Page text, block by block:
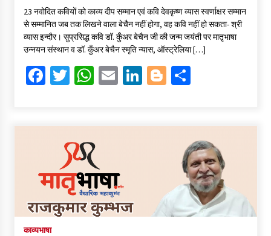
b
o
o
k
tt
er
at
sA
p
p
ai
l
ke
dI
n
gg
er
ar
e
23 नवोदित कवियों को काव्य दीप सम्मान एवं कवि देवकृष्ण व्यास स्वर्णाक्षर सम्मान
से सम्मानित जब तक लिखने वाला बेचैन नहीं होगा, वह कवि नहीं हो सकता- श्री
व्यास इन्दौर। सुप्रसिद्ध कवि डॉ. कुँअर बेचैन जी की जन्म जयंती पर मातृभाषा
उन्नयन संस्थान व डॉ. कुँअर बेचैन स्मृति न्यास, ऑस्ट्रेलिया […]
Fa
o
k
T
er
W
sA
p
p
E
l
Li
dI
Bl
er
S
e
काव्यभाषा